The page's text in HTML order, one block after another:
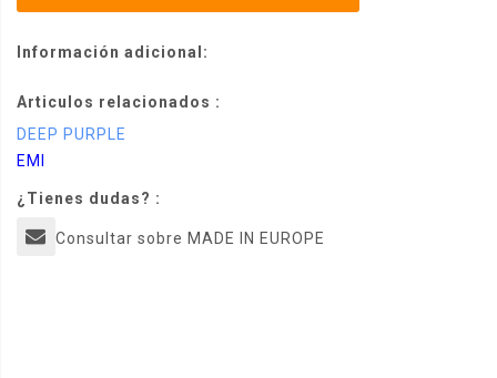
Información adicional:
Articulos relacionados :
DEEP PURPLE
EMI
¿Tienes dudas? :
Consultar sobre MADE IN EUROPE